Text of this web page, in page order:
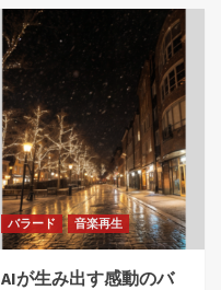
バラード 音楽再生
AIが生み出す感動のバ